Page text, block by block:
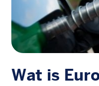
Wat is